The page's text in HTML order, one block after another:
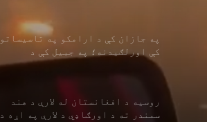
په جازان کې د ارامکو په تاسیساتو
کې اورلګیدنه؛ په جبیل کې د
چاودنې غږ واورېدل شو
روسیه د افغانستان له لارې د هند
سمندر ته د اورګاډي د لارې په اړه د